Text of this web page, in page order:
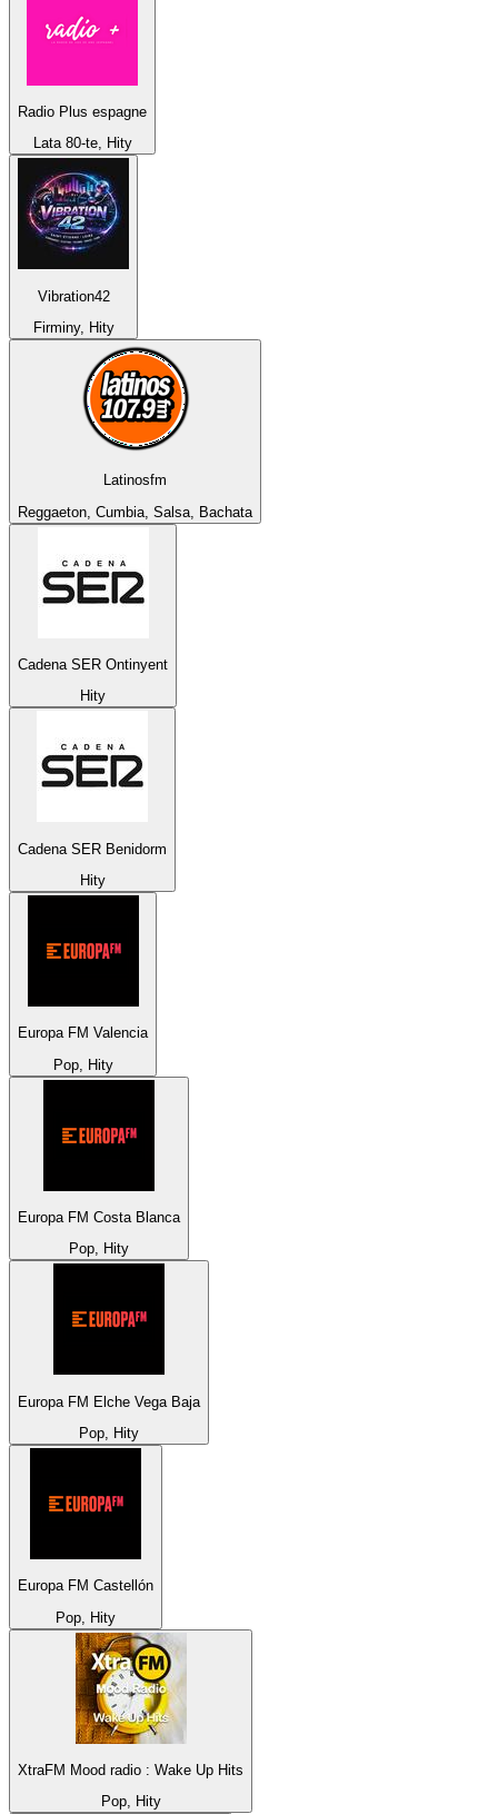
Radio Plus espagne
Lata 80-te, Hity
Vibration42
Firminy, Hity
Latinosfm
Reggaeton, Cumbia, Salsa, Bachata
Cadena SER Ontinyent
Hity
Cadena SER Benidorm
Hity
Europa FM Valencia
Pop, Hity
Europa FM Costa Blanca
Pop, Hity
Europa FM Elche Vega Baja
Pop, Hity
Europa FM Castellón
Pop, Hity
XtraFM Mood radio : Wake Up Hits
Pop, Hity